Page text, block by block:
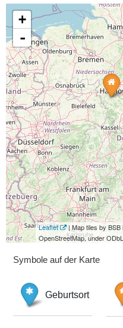
+
-
Leaflet
| Map tiles by
OpenStreetMap, under
Symbole auf der Karte
Geburtsort